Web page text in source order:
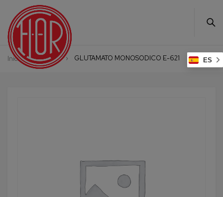
Inicio Aditivos GLUTAMATO MONOSODICO E-621 ES